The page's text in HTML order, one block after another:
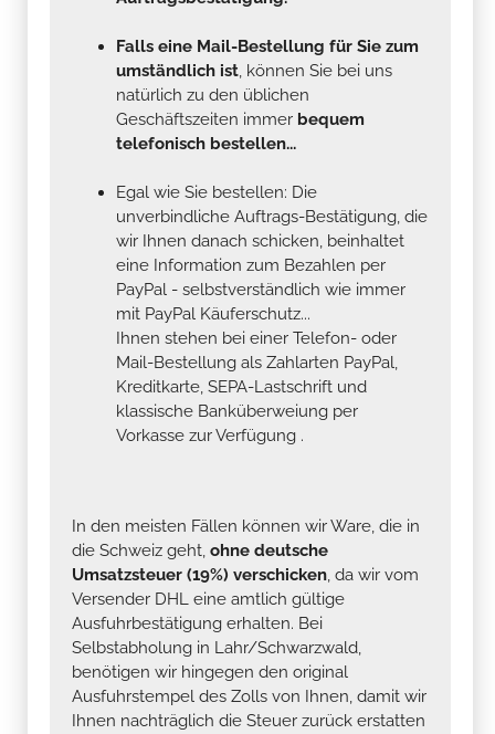
Falls eine Mail-Bestellung für Sie zum
umständlich ist, können Sie bei uns
natürlich zu den üblichen
Geschäftszeiten immer bequem
telefonisch bestellen...
Egal wie Sie bestellen: Die
unverbindliche Auftrags-Bestätigung, die
wir Ihnen danach schicken, beinhaltet
eine Information zum Bezahlen per
PayPal - selbstverständlich wie immer
mit PayPal Käuferschutz...
Ihnen stehen bei einer Telefon- oder
Mail-Bestellung als Zahlarten PayPal,
Kreditkarte, SEPA-Lastschrift und
klassische Banküberweiung per
Vorkasse zur Verfügung .
In den meisten Fällen können wir Ware, die in
die Schweiz geht, ohne deutsche
Umsatzsteuer (19%) verschicken, da wir vom
Versender DHL eine amtlich gültige
Ausfuhrbestätigung erhalten. Bei
Selbstabholung in Lahr/Schwarzwald,
benötigen wir hingegen den original
Ausfuhrstempel des Zolls von Ihnen, damit wir
Ihnen nachträglich die Steuer zurück erstatten